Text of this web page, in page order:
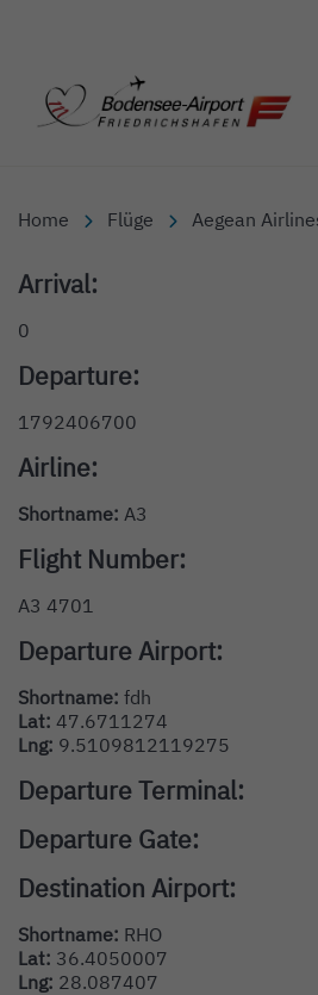
Home Flüge Aegean
Arrival:
0
Departure:
1792406700
Airline:
Shortname: A3
Flight Number:
A3 4701
Departure Airport:
Shortname: fdh
Lat: 47.6711274
Lng: 9.5109812119275
Departure Terminal:
Departure Gate:
Destination Airport:
Shortname: RHO
Lat: 36.4050007
Lng: 28.087407